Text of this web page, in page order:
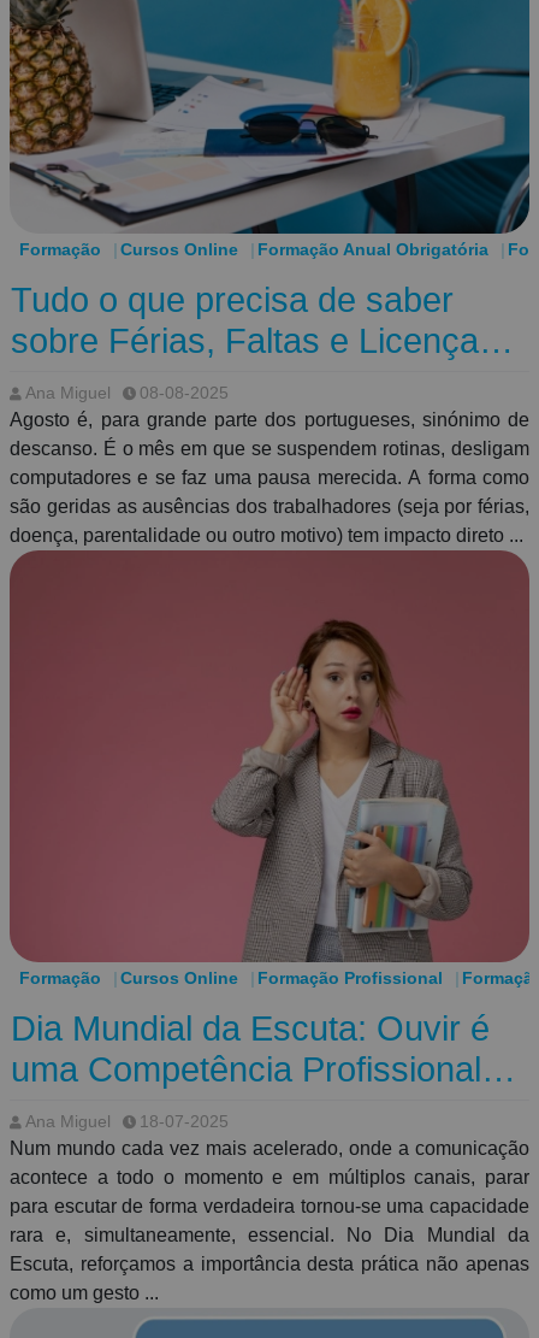
Formação Cursos Online Formação Anual Obrigatória
Tudo o que precisa de saber
sobre Férias, Faltas e Licenças
no Setor Público e Comum
Ana Miguel 08-08-2025
Agosto é, para grande parte dos portugueses, sinónimo de
descanso. É o mês em que se suspendem rotinas, desligam
computadores e se faz uma pausa merecida. A forma como
são geridas as ausências dos trabalhadores (seja por férias,
doença, parentalidade ou outro motivo) tem impacto direto ...
Formação Cursos Online Formação Profissional
Dia Mundial da Escuta: Ouvir é
uma Competência Profissional
Essencial
Ana Miguel 18-07-2025
Num mundo cada vez mais acelerado, onde a comunicação
acontece a todo o momento e em múltiplos canais, parar
para escutar de forma verdadeira tornou-se uma capacidade
rara e, simultaneamente, essencial. No Dia Mundial da
Escuta, reforçamos a importância desta prática não apenas
como um gesto ...